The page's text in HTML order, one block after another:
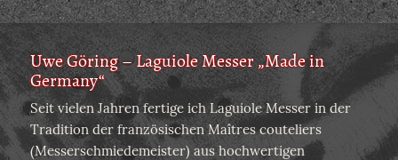
Uwe Göring – Laguiole Messer „Made in
Germany“
Seit vielen Jahren fertige ich Laguiole Messer in der
Tradition der französischen Maîtres couteliers
(Messerschmiedemeister) aus hochwertigen